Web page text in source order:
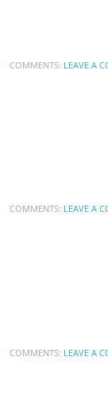
COMMENTS: LEAVE A
COMMENTS: LEAVE A
COMMENTS: LEAVE A